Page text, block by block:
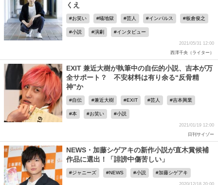
くえ
お笑い 蟻地獄 芸人 インパルス 板倉俊之
小説 演劇 インタビュー
2021/05/31 12:00
西澤千央（ライター）
EXIT 兼近大樹が執筆中の自伝的小説、吉本が万
全サポート？ 不安材料は有り余る“反骨精
神”か
自伝 兼近大樹 EXIT 芸人 吉本興業
本 お笑い 小説
2021/01/19 12:00
日刊サイゾー
NEWS・加藤シゲアキの新作小説が直木賞候補
作品に選出！「誹謗中傷苦しい」
ジャニーズ NEWS 小説 加藤シゲアキ
2020/12/18 20:00